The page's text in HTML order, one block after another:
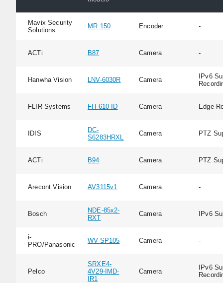
Mavix Security
Solutions
MR 150 Encoder -
ACTi B87 Camera -
Hanwha Vision LNV-6030R Camera
IPv6
FLIR Systems FH-610 ID Camera Edge
IDIS
DC-
S6283HRXL
Camera PTZ
ACTi B94 Camera PTZ
Arecont Vision AV3115v1 Camera -
Bosch
NDE-85x2-
RXT
Camera IPv6
i-
PRO/Panasonic
WV-SP105 Camera -
Pelco
SRXE4-
4V29-IMD-
IR1
Camera
IPv6